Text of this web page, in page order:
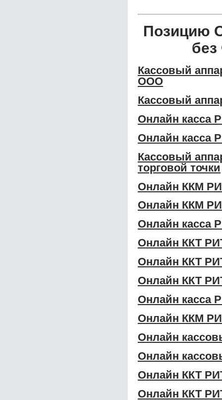
Позицию
Кассовый
ООО
Кассовый
Онлайн касса
Онлайн касса
Кассовый
торговой точки
Онлайн ККМ
Онлайн ККМ
Онлайн касса
Онлайн ККТ
Онлайн ККТ
Онлайн ККТ
Онлайн касса
Онлайн ККМ
Онлайн
Онлайн
Онлайн ККТ
Онлайн ККТ